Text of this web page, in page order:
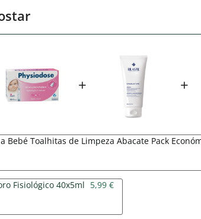
+ +
Bebé Toalhitas de Limpeza Abacate Pack
Fisiológico 40x5ml 5,99 €